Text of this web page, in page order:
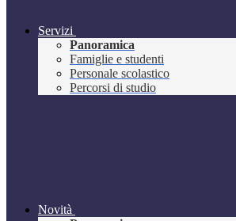
Servizi
Panoramica
Famiglie e studenti
Personale scolastico
Percorsi di studio
Novità